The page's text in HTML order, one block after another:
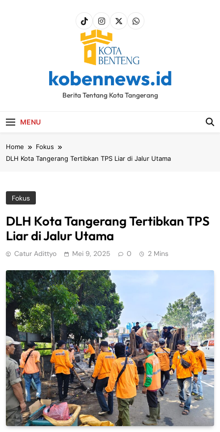
kobennews.id
Berita Tentang Kota Tangerang
MENU
Home
Fokus
DLH Kota Tangerang Tertibkan TPS Liar di Jalur Utama
Fokus
DLH Kota Tangerang Tertibkan TPS
Liar di Jalur Utama
Catur Adittyo Mei 9, 2025 0 2 Mins